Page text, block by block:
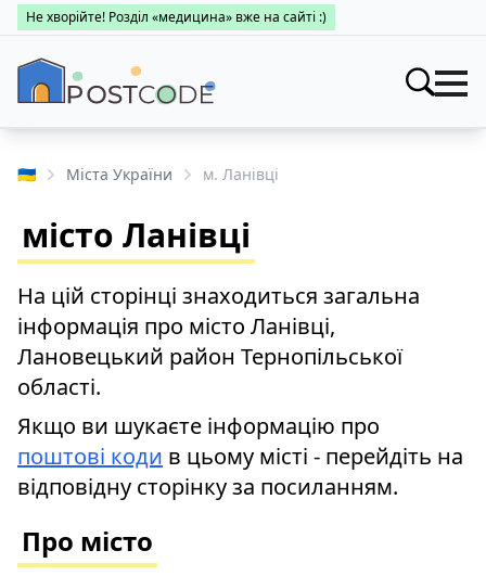
Не хворійте! Розділ «медицина» вже на сайті :)
Індекси
Пошук за областями
Про каталог
Міста України
Заклади
Про поштові індекси
Пошук за областями
Медицина
Про поштові індекси
Пошук за областями
👤 Особистий кабінет
🇺🇦 Міста України м. Ланівці
місто Ланівці
На цій сторінці знаходиться загальна
інформація про місто Ланівці,
Лановецький район Тернопільської
області.
Якщо ви шукаєте інформацію про
поштові коди в цьому місті - перейдіть на
відповідну сторінку за посиланням.
Про місто